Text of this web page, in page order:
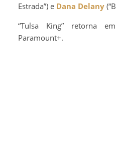
Estrada”) e Dana Delany
“Tulsa King” retorna
Paramount+.